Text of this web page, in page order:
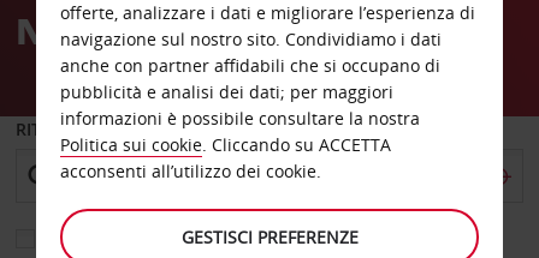
AvisNoleggio auto Lyngby
RITIRO DA
Scegli una località di riconsegna diversa
offerte, analizzare i dati e migliorare l’esperienza di
navigazione sul nostro sito. Condividiamo i dati
anche con partner affidabili che si occupano di
pubblicità e analisi dei dati; per maggiori
informazioni è possibile consultare la nostra
Politica sui cookie. Cliccando su ACCETTA
acconsenti all’utilizzo dei cookie.
GESTISCI PREFERENZE